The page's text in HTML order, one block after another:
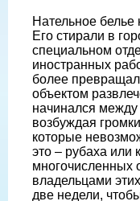
Нательное
Его стирали в
специальном
иностранных
более
объектом
начинался
возбуждая
которые
это – рубаха или
многочисленных
владельцами
две недели,